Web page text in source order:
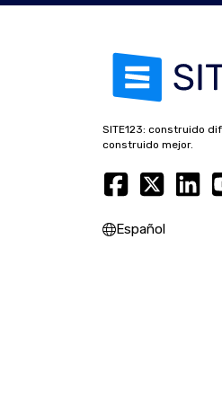
SITE123: construido
construido mejor.
Español